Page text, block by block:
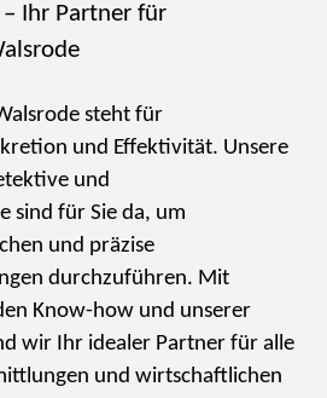
– Ihr Partner für
steht für
und Effektivität. Unsere
und
sind für Sie da, um
und präzise
durchzuführen. Mit
Know-how und unserer
wir Ihr idealer Partner für alle
und wirtschaftlichen